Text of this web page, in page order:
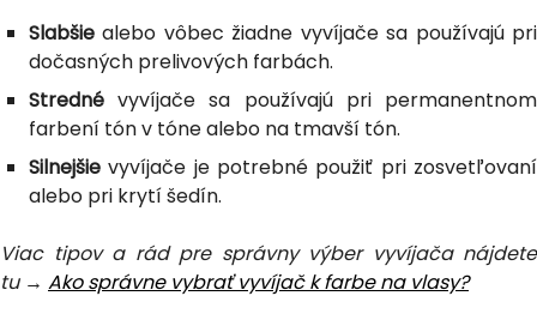
Slabšie alebo vôbec žiadne vyvíjače sa používajú pri
dočasných prelivových farbách.
Stredné vyvíjače sa používajú pri permanentnom
farbení tón v tóne alebo na tmavší tón.
Silnejšie vyvíjače je potrebné použiť pri zosvetľovaní
alebo pri krytí šedín.
Viac tipov a rád pre správny výber vyvíjača nájdete
tu → Ako správne vybrať vyvíjač k farbe na vlasy?